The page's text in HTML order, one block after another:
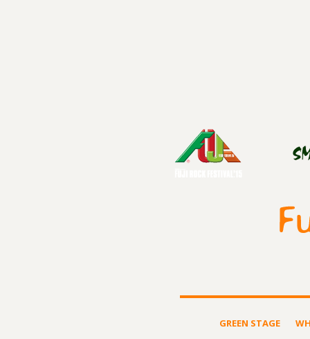
GREEN STAGE